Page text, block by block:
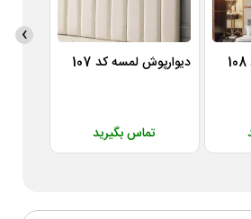
دیوارپوش لمسه کد 107
تماس بگیرید
›